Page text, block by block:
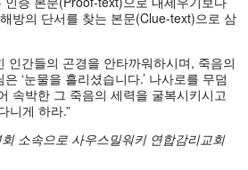
방의 단서를 찾는 본문(Clue-text)으로 삼
인간들의 곤경을 안타까워하시며, 죽음의
‘눈물을 흘리셨습니다.’ 나사로를 무덤
속박한 그 죽음의 세력을 굴복시키시고
니게 하라.”
소속으로 사우스밀워키 연합감리교회